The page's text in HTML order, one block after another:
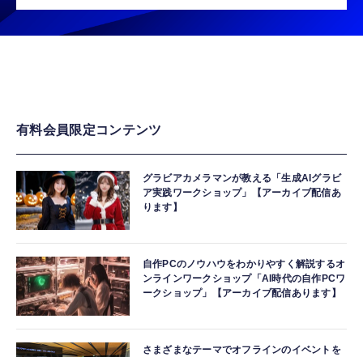
有料会員限定コンテンツ
グラビアカメラマンが教える「生成AIグラビ
ア実践ワークショップ」【アーカイブ配信あ
ります】
自作PCのノウハウをわかりやすく解説するオ
ンラインワークショップ「AI時代の自作PCワ
ークショップ」【アーカイブ配信あります】
さまざまなテーマでオフラインのイベントを